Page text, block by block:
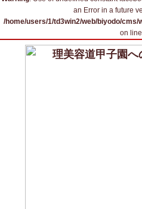
an Error in a future
/home/users/1/td3win2/web/biyodo/
on line